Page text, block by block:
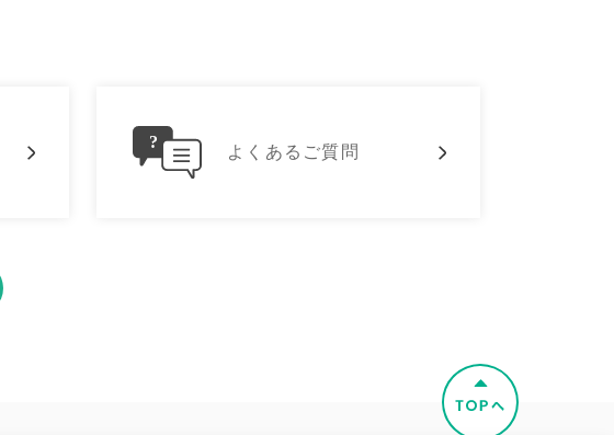
よくあるご質問